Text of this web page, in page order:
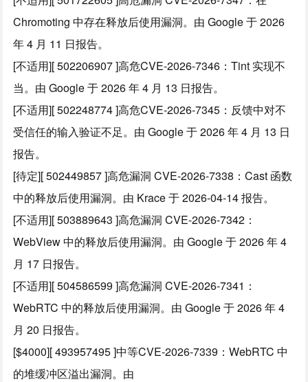
Chromoting 中存在释放后使用漏洞。由 Google 于 2026
年 4 月 11 日报告。
[不适用][ 502206907 ]高危CVE-2026-7346：Tint 实现不
当。由 Google 于 2026 年 4 月 13 日报告。
[不适用][ 502248774 ]高危CVE-2026-7345：反馈中对不
受信任的输入验证不足。由 Google 于 2026 年 4 月 13 日
报告。
[待定][ 502449857 ]高危漏洞 CVE-2026-7338：Cast 函数
中的释放后使用漏洞。由 Krace 于 2026-04-14 报告。
[不适用][ 503889643 ]高危漏洞 CVE-2026-7342：
WebView 中的释放后使用漏洞。由 Google 于 2026 年 4
月 17 日报告。
[不适用][ 504586599 ]高危漏洞 CVE-2026-7341：
WebRTC 中的释放后使用漏洞。由 Google 于 2026 年 4
月 20 日报告。
[$4000][ 493957495 ]中等CVE-2026-7339：WebRTC 中
的堆缓冲区溢出漏洞。由